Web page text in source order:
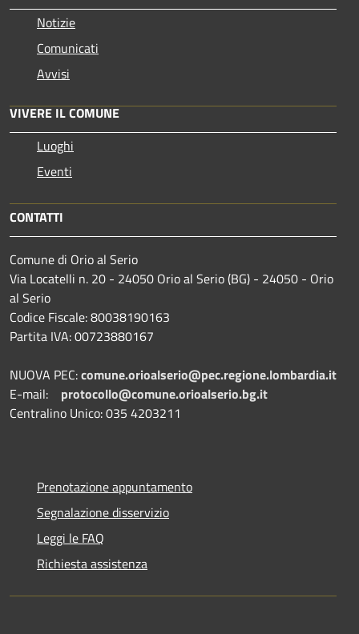
Notizie
Comunicati
Avvisi
VIVERE IL COMUNE
Luoghi
Eventi
CONTATTI
Comune di Orio al Serio
Via Locatelli n. 20 - 24050 Orio al Serio (BG) - 24050 - Orio
al Serio
Codice Fiscale: 80038190163
Partita IVA: 00723880167
NUOVA PEC:comune.orioalserio@pec.regione.lombardia.it
E-mail: protocollo@comune.orioalserio.bg.it
Centralino Unico: 035 4203211
Prenotazione appuntamento
Segnalazione disservizio
Leggi le FAQ
Richiesta assistenza